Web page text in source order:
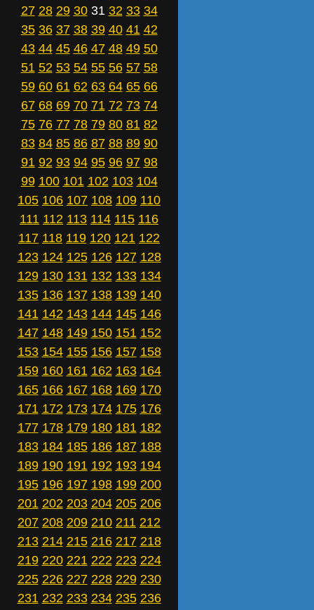
27 28 29 30 31 32 33 34
35 36 37 38 39 40 41 42
43 44 45 46 47 48 49 50
51 52 53 54 55 56 57 58
59 60 61 62 63 64 65 66
67 68 69 70 71 72 73 74
75 76 77 78 79 80 81 82
83 84 85 86 87 88 89 90
91 92 93 94 95 96 97 98
99 100 101 102 103 104
105 106 107 108 109 110
111 112 113 114 115 116
117 118 119 120 121 122
123 124 125 126 127 128
129 130 131 132 133 134
135 136 137 138 139 140
141 142 143 144 145 146
147 148 149 150 151 152
153 154 155 156 157 158
159 160 161 162 163 164
165 166 167 168 169 170
171 172 173 174 175 176
177 178 179 180 181 182
183 184 185 186 187 188
189 190 191 192 193 194
195 196 197 198 199 200
201 202 203 204 205 206
207 208 209 210 211 212
213 214 215 216 217 218
219 220 221 222 223 224
225 226 227 228 229 230
231 232 233 234 235 236